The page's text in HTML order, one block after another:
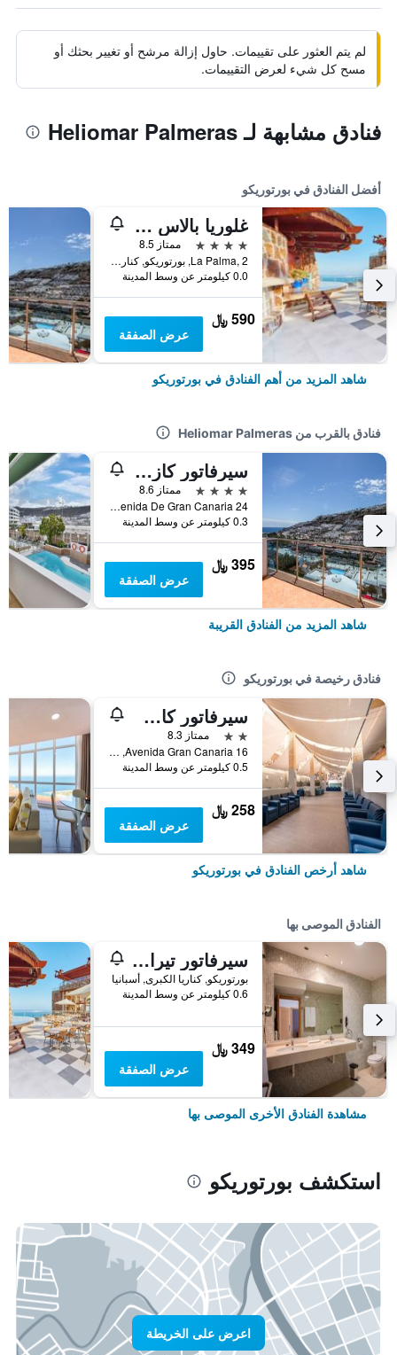
لم يتم العثور على تقييمات. حاول إزالة مرشح أو تغيير بحثك أو
مسح كل شيء لعرض التقييمات.
فنادق مشابهة لـ Heliomar Palmeras
أفضل الفنادق في بورتوريكو
غلوريا بالاس أمادوريس ثالاسو آند هوتيل
4 نجوم
ممتاز 8.5
La Palma, 2, بورتوريكو, كناريا الكبرى, أسبانيا
0.0 كيلومتر عن وسط المدينة
590 ﷼
عرض الصفقة
شاهد المزيد من أهم الفنادق في بورتوريكو
فنادق بالقرب من Heliomar Palmeras
سيرفاتور كازابلانكا سويتس آند سبا - للبالغين فقط
4 نجوم
ممتاز 8.6
Avenida De Gran Canaria 24, بورتوريكو, كناريا الكبرى, أسبانيا
0.3 كيلومتر عن وسط المدينة
395 ﷼
عرض الصفقة
شاهد المزيد من الفنادق القريبة
فنادق رخيصة في بورتوريكو
سيرفاتور كاستيلو دي سول
2 نجمتين
ممتاز 8.3
Avenida Gran Canaria 16, بورتوريكو, كناريا الكبرى, أسبانيا
0.5 كيلومتر عن وسط المدينة
258 ﷼
عرض الصفقة
شاهد أرخص الفنادق في بورتوريكو
الفنادق الموصى بها
سيرفاتور تيرازامار سويت آند سن سويت
بورتوريكو, كناريا الكبرى, أسبانيا
0.6 كيلومتر عن وسط المدينة
349 ﷼
عرض الصفقة
مشاهدة الفنادق الأخرى الموصى بها
استكشف بورتوريكو
اعرض على الخريطة